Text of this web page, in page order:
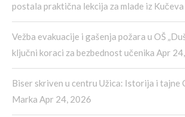
postala praktična lekcija za mlade iz Kučeva
Vežba evakuacije i gašenja požara u OŠ
ključni koraci za bezbednost učenika Apr
Biser skriven u centru Užica: Istorija i tajne
Marka Apr 24, 2026